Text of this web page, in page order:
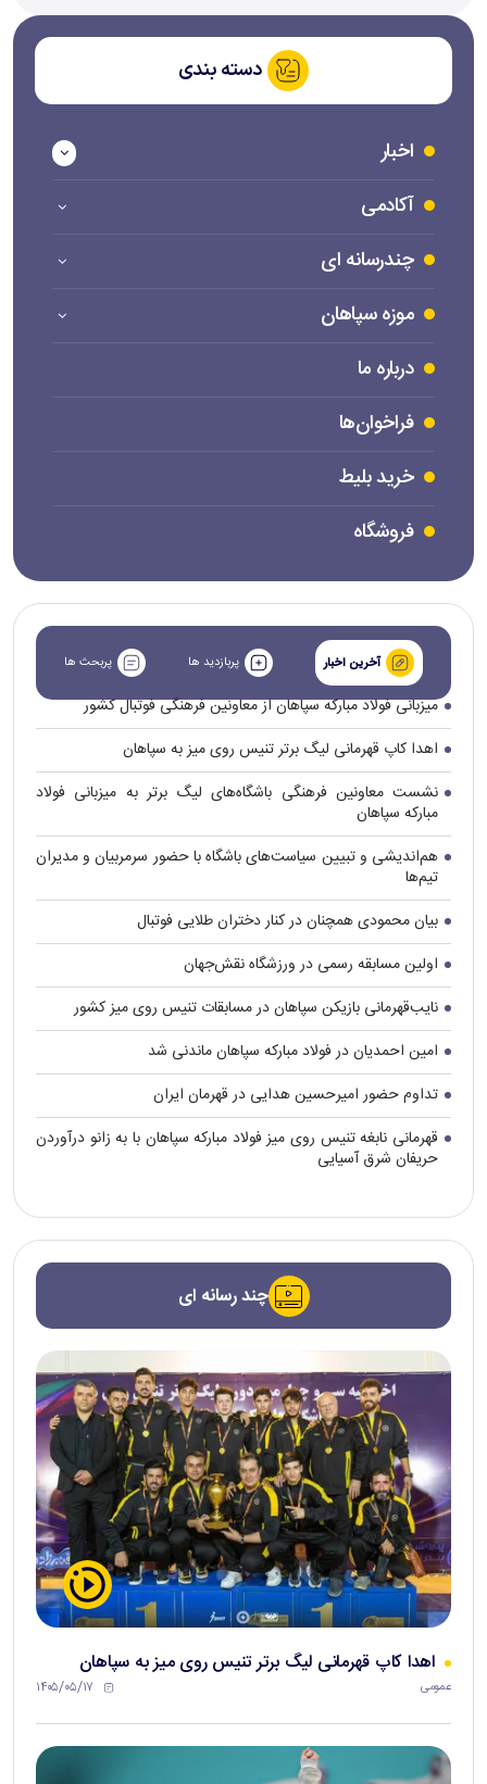
دسته بندی
اخبار
آکادمی
چندرسانه ای
موزه سپاهان
درباره ما
فراخوان‌ها
خرید بلیط
فروشگاه
آخرین اخبار پربازدید ها پربحث ها
میزبانی فولاد مبارکه سپاهان از معاونین فرهنگی فوتبال کشور
اهدا کاپ قهرمانی لیگ برتر تنیس روی میز به سپاهان
نشست معاونین فرهنگی باشگاه‌های لیگ برتر به میزبانی فولاد
مبارکه سپاهان
هم‌اندیشی و تبیین سیاست‌های باشگاه با حضور سرمربیان و مدیران
تیم‌ها
بیان محمودی همچنان در کنار دختران طلایی فوتبال
اولین مسابقه رسمی در ورزشگاه نقش‌جهان
نایب‌قهرمانی بازیکن سپاهان در مسابقات تنیس روی میز کشور
امین احمدیان در فولاد مبارکه سپاهان ماندنی شد
تداوم حضور امیرحسین هدایی در قهرمان ایران
قهرمانی نابغه تنیس روی میز فولاد مبارکه سپاهان با به زانو درآوردن
حریفان شرق آسیایی
چند رسانه ای
اهدا کاپ قهرمانی لیگ برتر تنیس روی میز به سپاهان
عمومی ۱۴۰۵/۰۵/۱۷